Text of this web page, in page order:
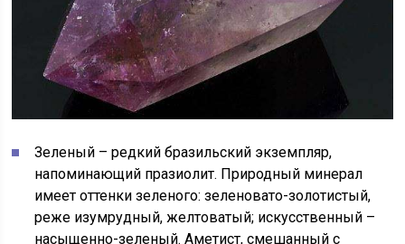
Зеленый – редкий бразильский экземпляр,
напоминающий празиолит. Природный минерал
имеет оттенки зеленого: зеленовато-золотистый,
реже изумрудный, желтоватый; искусственный –
насыщенно-зеленый. Аметист, смешанный с